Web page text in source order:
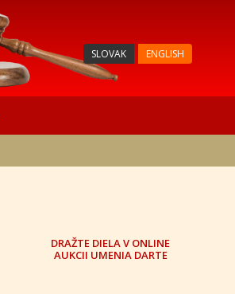
SLOVAK ENGLISH
DRAŽTE DIELA V ONLINE
AUKCII UMENIA DARTE